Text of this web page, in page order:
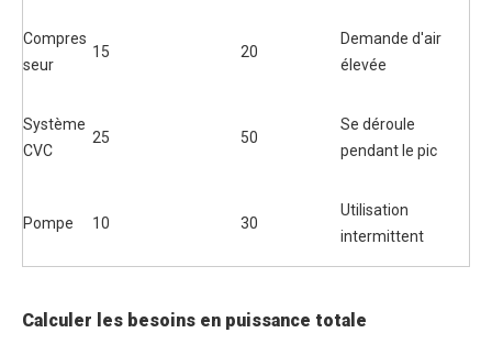
Compres
seur
15 20
Demande d'air
élevée
Système
CVC
25 50
Se déroule
pendant le pic
Pompe 10 30
Utilisation
intermittent
Calculer les besoins en puissance totale